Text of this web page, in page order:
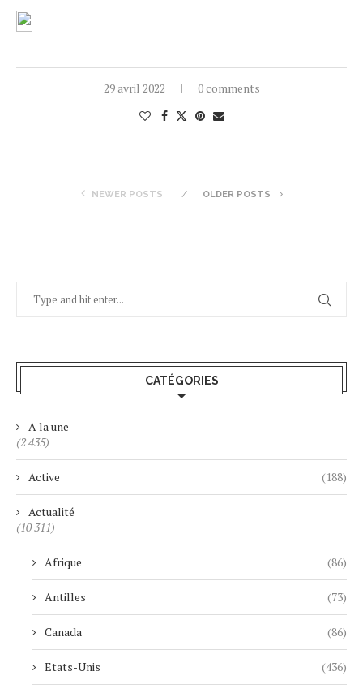
29 avril 2022 0 comments
NEWER POSTS OLDER POSTS
CATÉGORIES
A la une
(2 435)
Active (188)
Actualité
(10 311)
Afrique (86)
Antilles (73)
Canada (86)
Etats-Unis (436)